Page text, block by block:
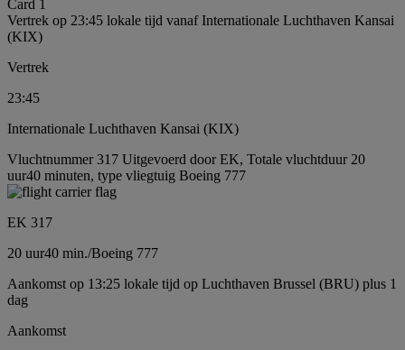
Card 1
Vertrek op 23:45 lokale tijd vanaf Internationale Luchthaven Kansai
(KIX)
Vertrek
23:45
Internationale Luchthaven Kansai (KIX)
Vluchtnummer 317 Uitgevoerd door EK, Totale vluchtduur 20
uur40 minuten, type vliegtuig Boeing 777
EK 317
20 uur40 min./Boeing 777
Aankomst op 13:25 lokale tijd op Luchthaven Brussel (BRU) plus 1
dag
Aankomst